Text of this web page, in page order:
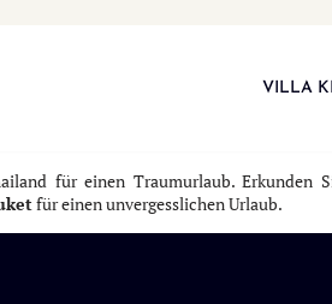
VILLA
für einen Traumurlaub. Erkunden
für einen unvergesslichen Urlaub.